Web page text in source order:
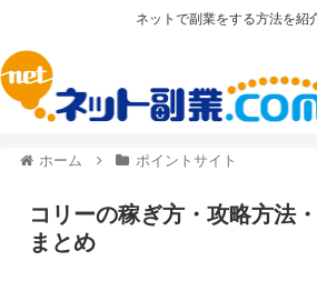
ネットで副業をする方法を紹
ホーム ポイントサイト
コリーの稼ぎ方・攻略方法
まとめ